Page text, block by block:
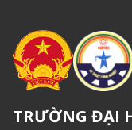
TRƯỜNG ĐẠI